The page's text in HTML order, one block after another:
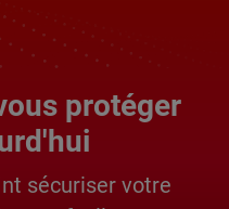
protéger
sécuriser votre